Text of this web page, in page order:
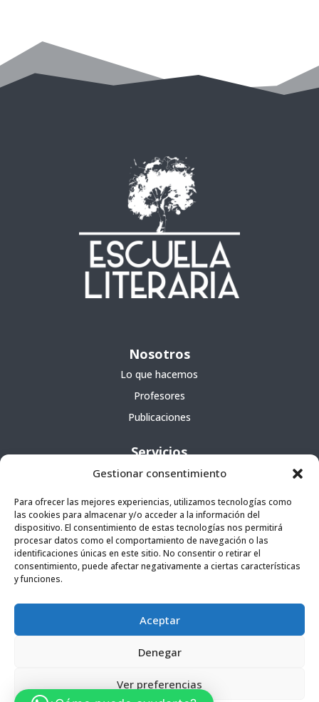
Gestionar consentimiento
Para ofrecer las mejores experiencias, utilizamos tecnologías como
las cookies para almacenar y/o acceder a la información del
dispositivo. El consentimiento de estas tecnologías nos permitirá
procesar datos como el comportamiento de navegación o las
identificaciones únicas en este sitio. No consentir o retirar el
consentimiento, puede afectar negativamente a ciertas características
y funciones.
Aceptar
Denegar
Ver preferencias
Nosotros
Lo que hacemos
Profesores
Publicaciones
Servicios
Cursos
Escuela portátil
Agencia literaria
Contacto
Laguna–Tenerife.
informacion@escuelaliteraria.com
922 26 64 11